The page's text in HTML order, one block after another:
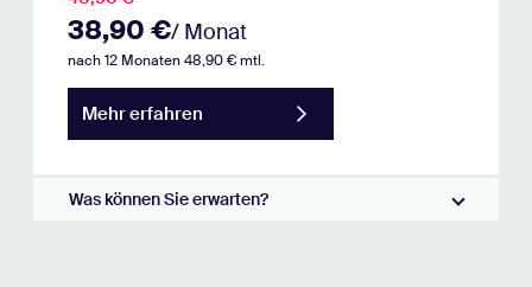
Was können Sie erwarten?
38,90 €/ Monat
nach 12 Monaten 48,90 € mtl.
Mehr erfahren